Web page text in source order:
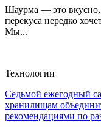
Шаурма — это вкусно,
перекуса нередко
Мы...
Технологии
Седьмой ежегодный
хранилищам
рекомендациями по